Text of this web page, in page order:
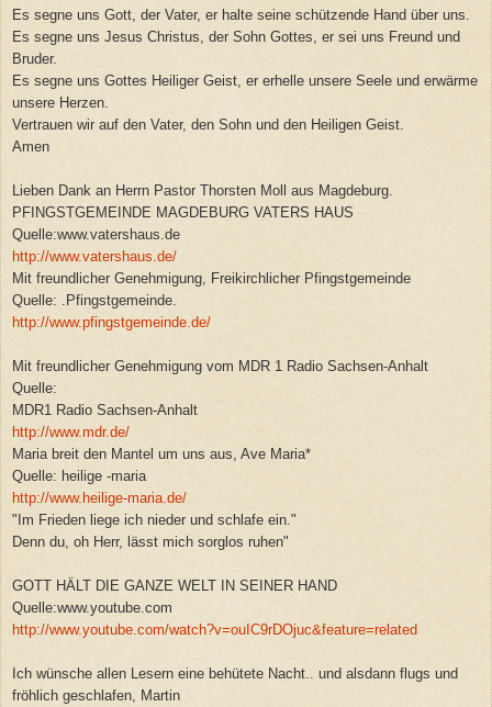
Es segne uns Gott, der Vater, er halte seine schützende Hand über uns.
Es segne uns Jesus Christus, der Sohn Gottes, er sei uns Freund und
Bruder.
Es segne uns Gottes Heiliger Geist, er erhelle unsere Seele und erwärme
unsere Herzen.
Vertrauen wir auf den Vater, den Sohn und den Heiligen Geist.
Amen
Lieben Dank an Herrn Pastor Thorsten Moll aus Magdeburg.
PFINGSTGEMEINDE MAGDEBURG VATERS HAUS
Quelle:www.vatershaus.de
http://www.vatershaus.de/
Mit freundlicher Genehmigung, Freikirchlicher Pfingstgemeinde
Quelle: .Pfingstgemeinde.
http://www.pfingstgemeinde.de/
Mit freundlicher Genehmigung vom MDR 1 Radio Sachsen-Anhalt
Quelle:
MDR1 Radio Sachsen-Anhalt
http://www.mdr.de/
Maria breit den Mantel um uns aus, Ave Maria*
Quelle: heilige -maria
http://www.heilige-maria.de/
"Im Frieden liege ich nieder und schlafe ein."
Denn du, oh Herr, lässt mich sorglos ruhen"
GOTT HÄLT DIE GANZE WELT IN SEINER HAND
Quelle:www.youtube.com
http://www.youtube.com/watch?v=ouIC9rDOjuc&feature=related
Ich wünsche allen Lesern eine behütete Nacht.. und alsdann flugs und
fröhlich geschlafen, Martin